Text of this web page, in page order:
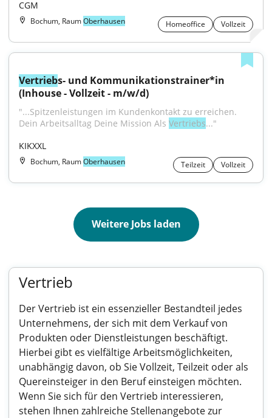
CGM
Bochum, RaumOberhausen Homeoffice Vollzeit
Vertriebs- und Kommunikationstrainer*in
(Inhouse - Vollzeit - m/w/d)
"...Spitzenleistungen im Kundenkontakt zu erreichen.
Dein Arbeitsalltag Deine Mission Als Vertriebs..."
KIKXXL
Bochum, RaumOberhausen Teilzeit Vollzeit
Weitere Jobs laden
Vertrieb
Der Vertrieb ist ein essenzieller Bestandteil jedes
Unternehmens, der sich mit dem Verkauf von
Produkten oder Dienstleistungen beschäftigt.
Hierbei gibt es vielfältige Arbeitsmöglichkeiten,
unabhängig davon, ob Sie Vollzeit, Teilzeit oder als
Quereinsteiger in den Beruf einsteigen möchten.
Wenn Sie sich für den Vertrieb interessieren,
stehen Ihnen zahlreiche Stellenangebote zur